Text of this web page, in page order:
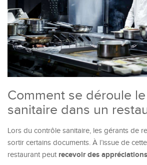
Comment se déroule
sanitaire dans un
Lors du contrôle sanitaire, les gérants de
sortir certains documents. À l’issue de
restaurant peut recevoir des